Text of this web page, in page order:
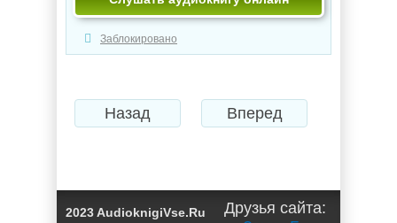
Заблокировано
Назад Вперед
2023 AudioknigiVse.Ru
Друзья сайта: